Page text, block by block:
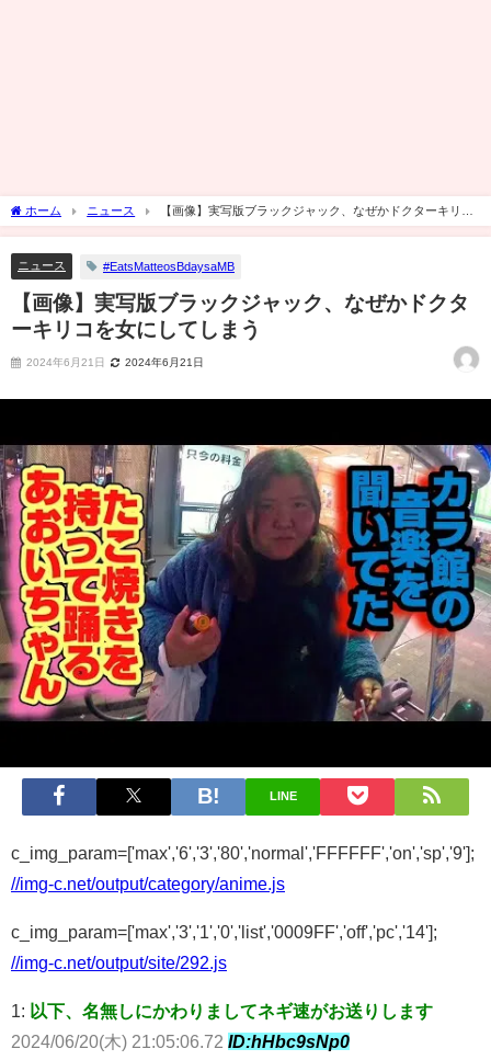
ホーム ニュース
【画像】実写版ブラックジャック、なぜかドクターキリコ
を女にしてしまう
ニュース #EatsMatteosBdaysaMB
【画像】実写版ブラックジャック、なぜかドクタ
ーキリコを女にしてしまう
2024年6月21日 2024年6月21日
LINE
c_img_param=['max','6','3','80','normal','FFFFFF','on','sp','9'];
//img-c.net/output/category/anime.js
c_img_param=['max','3','1','0','list','0009FF','off','pc','14'];
//img-c.net/output/site/292.js
1: 以下、名無しにかわりましてネギ速がお送りします
2024/06/20(木) 21:05:06.72 ID:hHbc9sNp0